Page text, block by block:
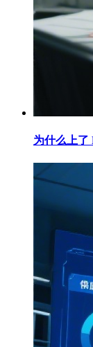
为什么上了